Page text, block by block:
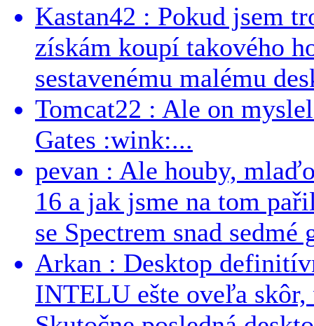
Kastan42 : Pokud jsem
získám koupí takového
sestavenému malému
Tomcat22 : Ale on
Gates :wink:...
pevan : Ale houby,
16 a jak jsme na tom
se Spectrem snad sedmé
Arkan : Desktop
INTELU ešte oveľa